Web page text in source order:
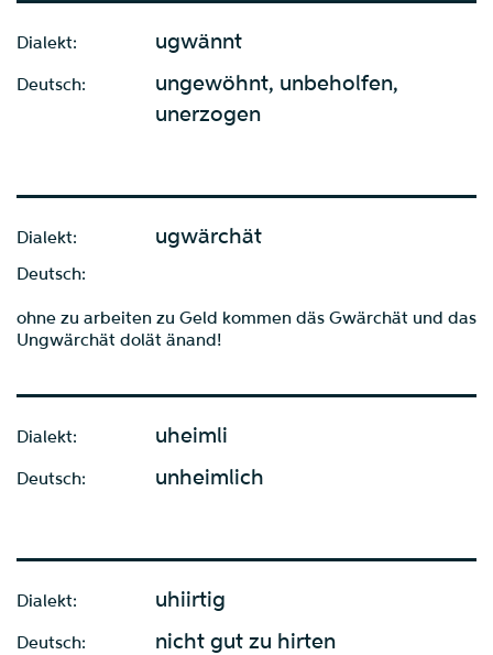
Dialekt: ugwännt
Deutsch:
ungewöhnt, unbeholfen,
unerzogen
Dialekt: ugwärchät
Deutsch:
ohne zu arbeiten zu Geld kommen däs Gwärchät und das
Ungwärchät dolät änand!
Dialekt: uheimli
Deutsch: unheimlich
Dialekt: uhiirtig
Deutsch: nicht gut zu hirten